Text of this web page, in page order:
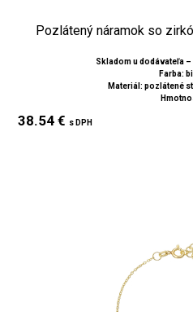
Pozlátený náramok so
Skladom u dodávateľa
Farba:
Materiál: pozlátené
38.54 € s DPH